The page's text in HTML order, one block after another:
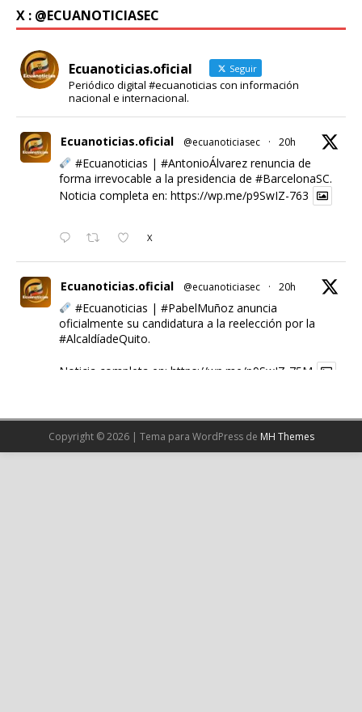
X : @ECUANOTICIASEC
Ecuanoticias.oficial Seguir
Periódico digital #ecuanoticias con información
nacional e internacional.
Ecuanoticias.oficial @ecuanoticiasec · 20h
#Ecuanoticias | #AntonioÁlvarezrenuncia de
forma irrevocable a la presidencia de #BarcelonaSC.
Noticia completa en: https://wp.me/p9SwIZ-763
X
Ecuanoticias.oficial @ecuanoticiasec · 20h
#Ecuanoticias | #PabelMuñozanuncia
oficialmente su candidatura a la reelección por la
#AlcaldíadeQuito.
Noticia completa en: https://wp.me/p9SwIZ-75M
Cargar más
Copyright © 2026 | Tema para WordPress de MH Themes